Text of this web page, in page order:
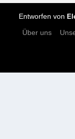
Entworfen von
Über uns